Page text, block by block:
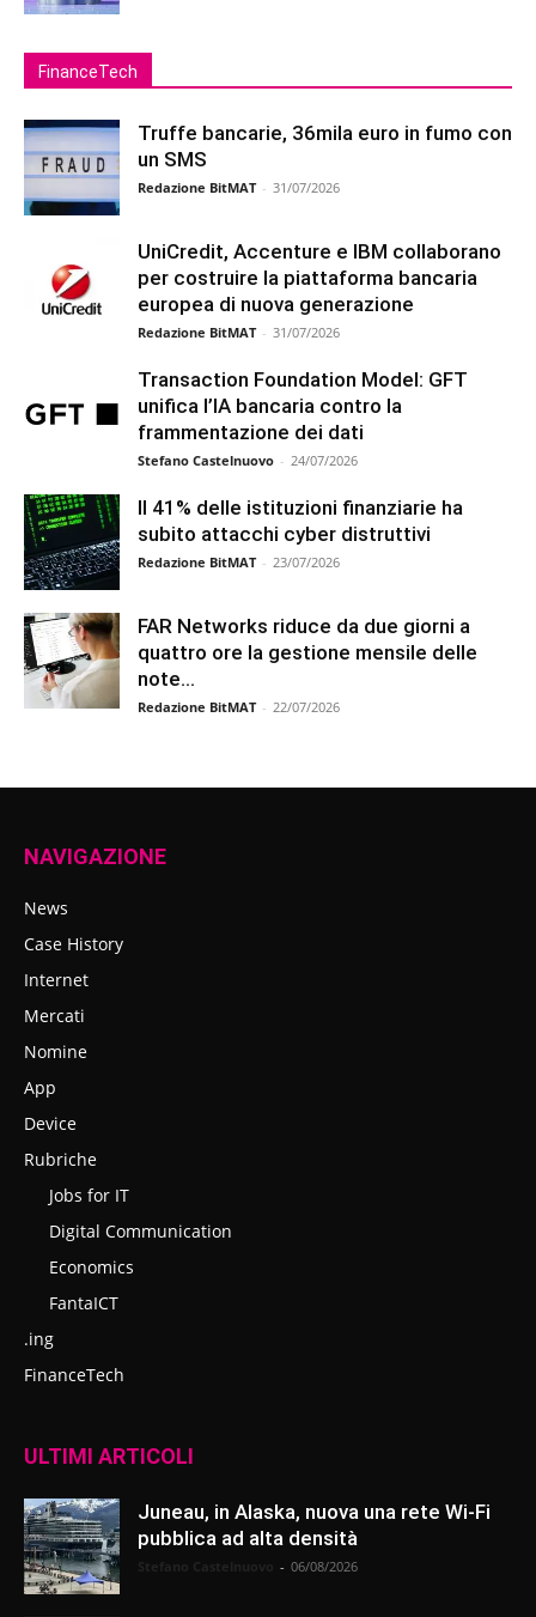
FinanceTech
Truffe bancarie, 36mila euro in fumo con
un SMS
Redazione BitMAT - 31/07/2026
UniCredit, Accenture e IBM collaborano
per costruire la piattaforma bancaria
europea di nuova generazione
Redazione BitMAT - 31/07/2026
Transaction Foundation Model: GFT
unifica l’IA bancaria contro la
frammentazione dei dati
Stefano Castelnuovo - 24/07/2026
Il 41% delle istituzioni finanziarie ha
subito attacchi cyber distruttivi
Redazione BitMAT - 23/07/2026
FAR Networks riduce da due giorni a
quattro ore la gestione mensile delle
note...
Redazione BitMAT - 22/07/2026
NAVIGAZIONE
News
Case History
Internet
Mercati
Nomine
App
Device
Rubriche
Jobs for IT
Digital Communication
Economics
FantaICT
.ing
FinanceTech
ULTIMI ARTICOLI
Juneau, in Alaska, nuova una rete Wi-Fi
pubblica ad alta densità
- 06/08/2026